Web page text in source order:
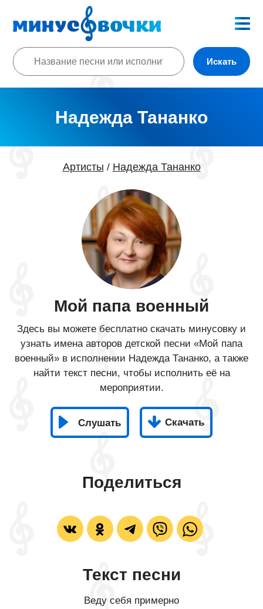
Искать
Надежда Тананко
Артисты / Надежда Тананко
Мой папа военный
Здесь вы можете бесплатно скачать минусовку и
узнать имена авторов детской песни «Мой папа
военный» в исполнении Надежда Тананко, а также
найти текст песни, чтобы исполнить её на
мероприятии.
Слушать Скачать
Поделиться
Текст песни
Веду себя примерно